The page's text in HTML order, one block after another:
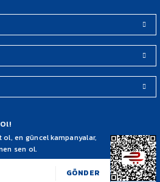
olmalı.
en güncel kampanyalar,
sen ol.
GÖNDER